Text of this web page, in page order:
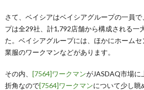
さて、ベイシアはベイシアグループの一員
プは全29社、計1,792店舗から構成される一
た。ベイシアグループには、ほかにホーム
業服のワークマンなどがあります。
その内、 [7564]ワークマンがJASDAQ市場に
折角なので[7564]ワークマンについて少し眺